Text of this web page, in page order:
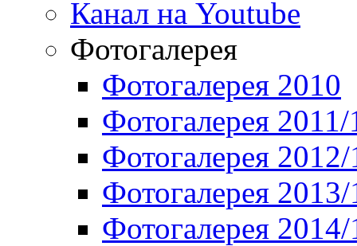
Канал на Youtube
Фотогалерея
Фотогалерея 2010
Фотогалерея 2011/
Фотогалерея
Фотогалерея
Фотогалерея